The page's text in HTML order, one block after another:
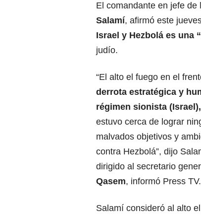
El comandante en jefe de
Salamí, afirmó este
Israel y Hezbolá es una
judío.
“El alto el fuego en el
derrota estratégica y
régimen sionista (Israel),
estuvo cerca de lograr
malvados objetivos y
contra Hezbolá”, dijo
dirigido al secretario
Qasem, informó Press TV.
Salamí consideró al alto